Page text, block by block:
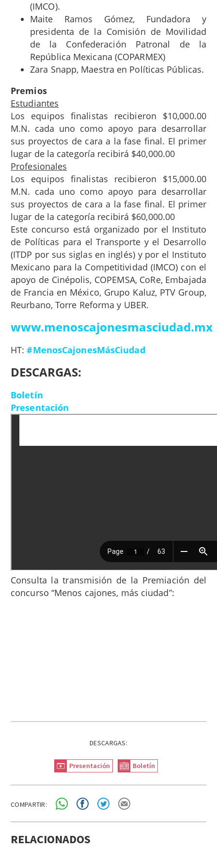
(IMCO).
Maite Ramos Gómez, Fundadora y
presidenta de la Comisión de Movilidad
de la Confederación Patronal de la
República Mexicana (COPARMEX)
Zara Snapp, Maestra en Políticas Públicas.
Premios
Estudiantes
Los equipos finalistas recibieron $10,000.00
M.N. cada uno como apoyo para desarrollar
sus proyectos de cara a la fase final. El primer
lugar de la categoría recibirá $40,000.00
Profesionales
Los equipos finalistas recibieron $15,000.00
M.N. cada uno como apoyo para desarrollar
sus proyectos de cara a la fase final. El primer
lugar de la categoría recibirá $60,000.00
Este concurso está organizado por el Instituto
de Políticas para el Transporte y el Desarrollo
(ITDP por sus siglas en inglés) y por el Instituto
Mexicano para la Competitividad (IMCO) con el
apoyo de Cinépolis, COPEMSA, CoRe, Embajada
de Francia en México, Grupo Kaluz, PTV Group,
Reurbano, Torre Reforma y UBER.
www.menoscajonesmasciudad.mx
HT:#MenosCajonesMásCiudad
DESCARGAS:
Boletín
Presentación
Consulta la transmisión de la Premiación del
concurso “Menos cajones, más ciudad”:
DESCARGAS:
Presentación Boletín
COMPARTIR:
RELACIONADOS